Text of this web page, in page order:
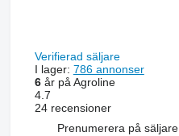
Verifierad säljare
I lager: 786 annonser
6år på Agroline
4.7
24 recensioner
Prenumerera på säljare